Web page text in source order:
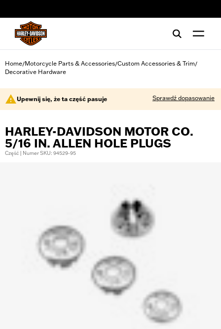
Home/Motorcycle Parts & Accessories/Custom Accessories & Trim/
Decorative Hardware
Upewnij się, że ta część pasuje Sprawdź dopasowanie
HARLEY-DAVIDSON MOTOR CO.
5/16 IN. ALLEN HOLE PLUGS
Część | Numer SKU: 94529-95